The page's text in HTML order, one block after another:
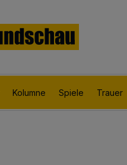
Kolumne Spiele Trauer